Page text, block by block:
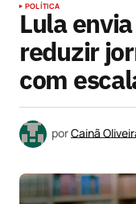
POLÍTICA
Lula
reduzir
com
porCainã